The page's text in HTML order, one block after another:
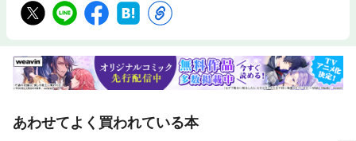
あわせてよく買われている本